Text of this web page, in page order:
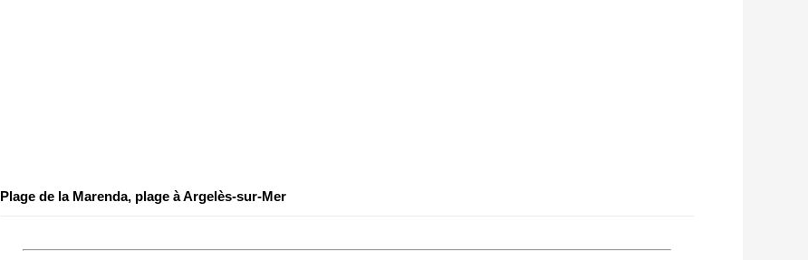
Plage de la Marenda, plage à Argelès-sur-Mer